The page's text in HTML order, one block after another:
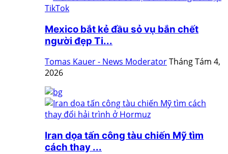
Mexico bắt kẻ đầu sỏ vụ bắn chết
người đẹp Ti...
Tomas Kauer - News ModeratorTháng Tám 4,
2026
Iran dọa tấn công tàu chiến Mỹ tìm
cách thay ...